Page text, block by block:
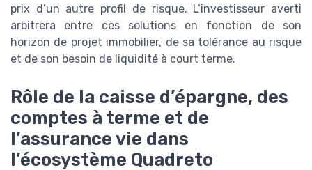
prix d’un autre profil de risque. L’investisseur averti
arbitrera entre ces solutions en fonction de son
horizon de projet immobilier, de sa tolérance au risque
et de son besoin de liquidité à court terme.
Rôle de la caisse d’épargne, des
comptes à terme et de
l’assurance vie dans
l’écosystème Quadreto